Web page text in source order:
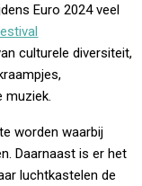
Euro 2024 veel
culturele diversiteit,
muziek.
worden waarbij
Daarnaast is er het
luchtkastelen de